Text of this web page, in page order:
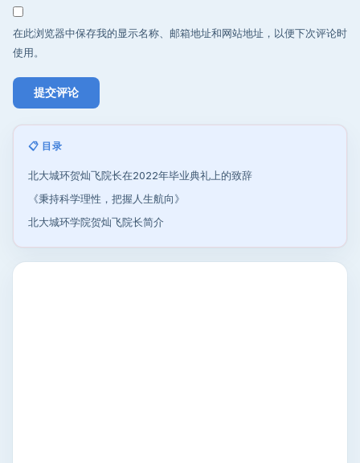
在此浏览器中保存我的显示名称、邮箱地址和网站地址，以便下次评论时
使用。
📋 目录
北大城环贺灿飞院长在2022年毕业典礼上的致辞
《秉持科学理性，把握人生航向》
北大城环学院贺灿飞院长简介